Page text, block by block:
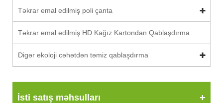
Təkrar emal edilmiş poli çanta
Təkrar emal edilmiş HD Kağız Kartondan Qablaşdırma
Digər ekoloji cəhətdən təmiz qablaşdırma
İsti satış məhsulları